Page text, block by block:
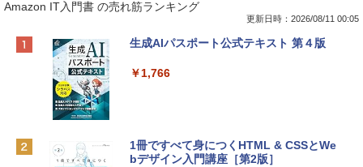
Apple 2026 MacBook Neo A18 Proチッ
e Intelligenceのために設計、Liquid Ret
￥137,800
Robloxギフトカード - 800 Robux 【限
インゲームコード】 ロブロックス | オン
Robloxギフトカード - 2,000 Robux 【限
Amazon IT入門書 の売れ筋ランキング
更新日時：2026/08/11 00:05
生成AIパスポート公式テキスト 第４版
￥1,766
1冊ですべて身につくHTML & CSSとWe
bデザイン入門講座［第2版］